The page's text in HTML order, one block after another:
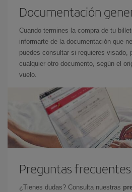
Documentación
Cuando termines la compra de tu
informarte de la documentación que
puedes consultar si requieres visado,
cualquier otro documento, según el
vuelo.
Preguntas frecuentes
¿Tienes dudas? Consulta nuestras